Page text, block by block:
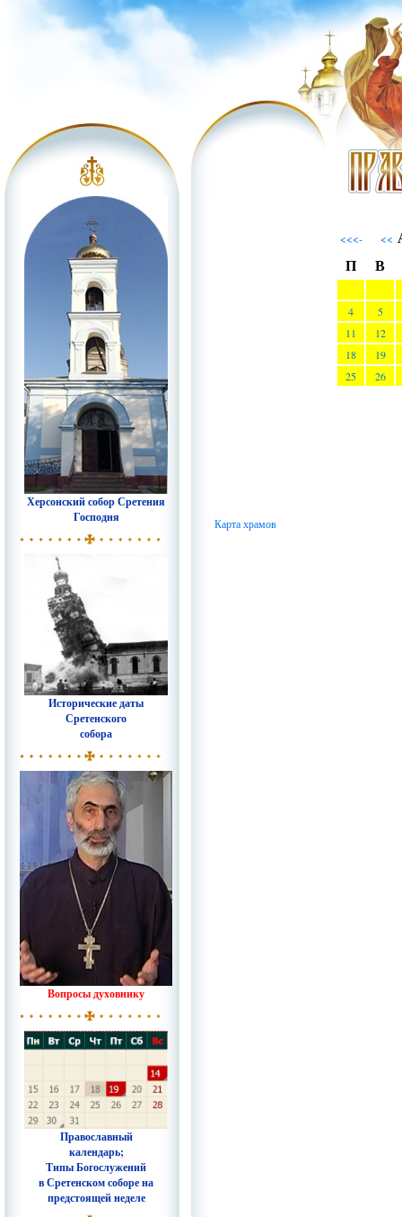
Херсонский собор Сретения
Господня
Исторические даты
Сретенского
собора
Вопросы духовнику
Православный
календарь;
Типы Богослужений
в Сретенском соборе на
предстоящей неделе
<<<- <<
П
В
4
5
11
12
18
19
25
26
Карта храмов